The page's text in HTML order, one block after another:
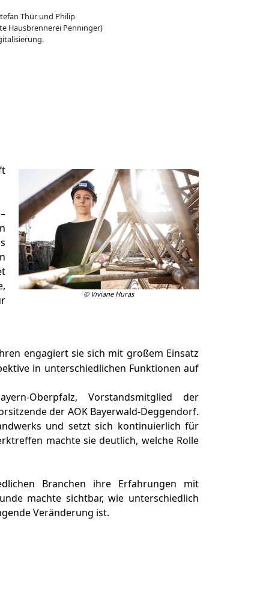
Thür und Philip
Hausbrennerei Penninger)
© Viviane Huras
engagiert sie sich mit großem Einsatz
in unterschiedlichen Funktionen auf
Oberpfalz, Vorstandsmitglied der
der AOK Bayerwald-Deggendorf.
und setzt sich kontinuierlich für
machte sie deutlich, welche Rolle
Branchen ihre Erfahrungen mit
machte sichtbar, wie unterschiedlich
Veränderung ist.